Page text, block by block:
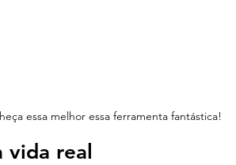
essa melhor essa ferramenta fantástica!
real